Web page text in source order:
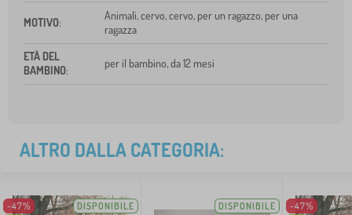
MOTIVO:
Animali, cervo, cervo, per un ragazzo, per una
ragazza
ETÀ DEL
BAMBINO:
per il bambino, da 12 mesi
ALTRO DALLA CATEGORIA:
-47%
DISPONIBILE DISPONIBILE
-47%